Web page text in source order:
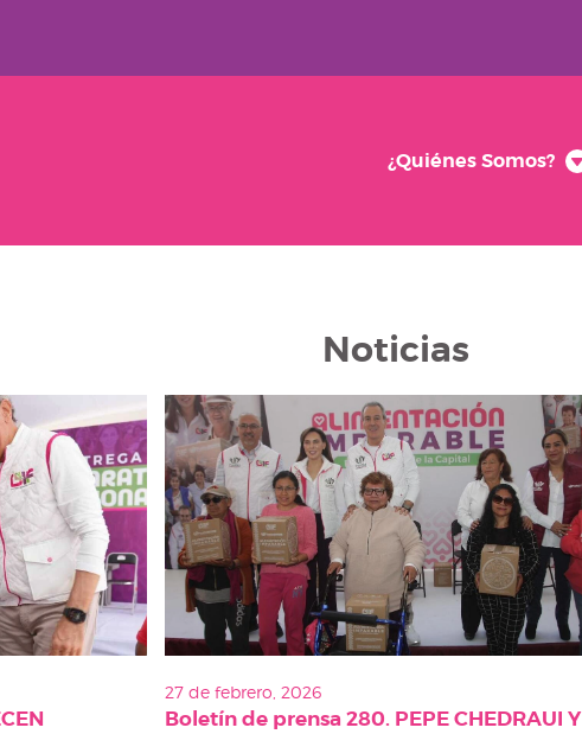
¿Quiénes Somos?
Noticias
27 de febrero, 2026
Boletín de prensa 280. PEPE CHEDRAUI Y